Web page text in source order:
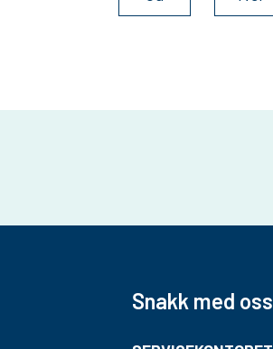
Snakk med oss